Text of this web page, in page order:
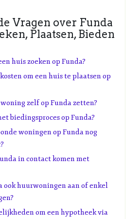
Vragen over Funda
Plaatsen, Bieden
huis zoeken op Funda?
om een huis te plaatsen op
zelf op Funda zetten?
biedingsproces op Funda?
woningen op Funda nog
in contact komen met
ook huurwoningen aan of enkel
om een hypotheek via